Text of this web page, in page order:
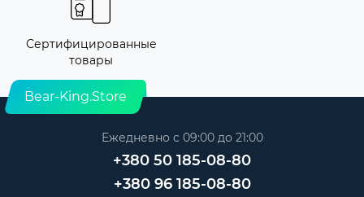
Сертифицированные
товары
Bear-King.Store
Ежедневно с 09:00 до 21:00
+380 50 185-08-80
+380 96 185-08-80